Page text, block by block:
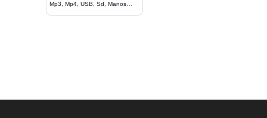
Mp3, Mp4, USB, Sd, Manos
libres